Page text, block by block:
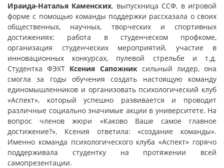
Ираида-Наталья Каменских, выпускница ССФ, в игровой
форме с помощью команды поддержки рассказала о своих
общественных, научных, творческих и спортивных
достижениях: работа в студенческом профкоме,
организация студенческих мероприятий, участие в
инновационных конкурсах, пулевой стрельбе и т.д.
Студентка ФЭХТ Ксения Сапожник сильный лидер, она
смогла за годы обучения создать настоящую команду
единомышленников и организовать психологический клуб
«Аспект», который успешно развивается и проводит
различные социально значимые акции в университете. На
вопрос членов жюри «Каково Ваше самое главное
достижение?», Ксения ответила: «создание команды».
Именно команда психологического клуба «Аспект» горячо
поддерживала студентку на протяжении всей
самопрезентации.